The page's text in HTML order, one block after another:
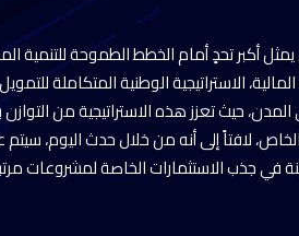
أكبر تحدٍ أمام الخطط الطموحة للتنمية
الاستراتيجية الوطنية المتكاملة
حيث تعزز هذه الاستراتيجية من
لافتاً إلى أنه من خلال حدث اليوم،
في جذب الاستثمارات الخاصة لمشروعات